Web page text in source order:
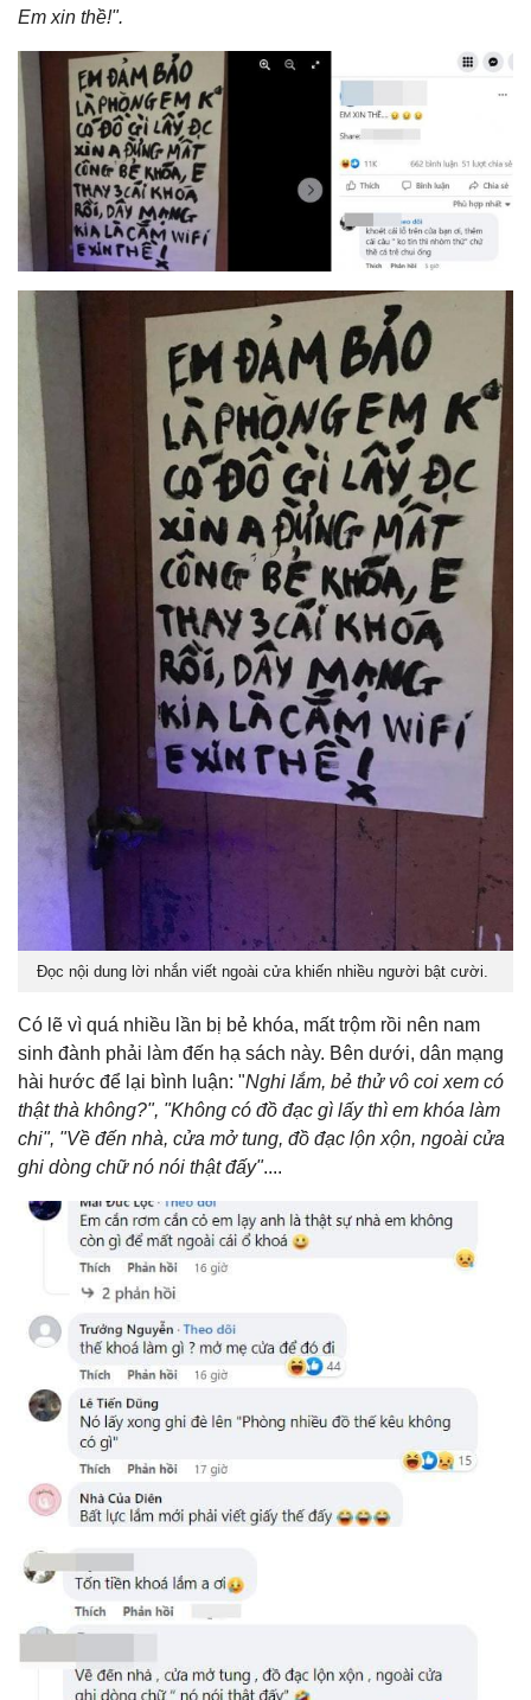
Em xin thề!".
Đọc nội dung lời nhắn viết ngoài cửa khiến nhiều người bật cười.
Có lẽ vì quá nhiều lần bị bẻ khóa, mất trộm rồi nên nam
sinh đành phải làm đến hạ sách này. Bên dưới, dân mạng
hài hước để lại bình luận: "Nghi lắm, bẻ thử vô coi xem có
thật thà không?", "Không có đồ đạc gì lấy thì em khóa làm
chi", "Về đến nhà, cửa mở tung, đồ đạc lộn xộn, ngoài cửa
ghi dòng chữ nó nói thật đấy"....